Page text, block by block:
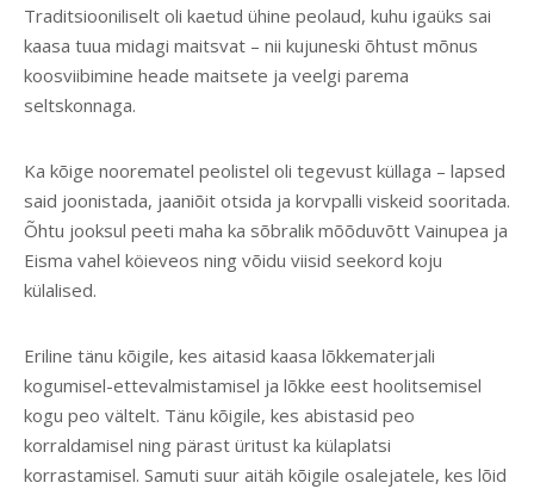
Traditsiooniliselt oli kaetud ühine peolaud, kuhu igaüks sai
kaasa tuua midagi maitsvat – nii kujuneski õhtust mõnus
koosviibimine heade maitsete ja veelgi parema
seltskonnaga.
Ka kõige noorematel peolistel oli tegevust küllaga – lapsed
said joonistada, jaaniõit otsida ja korvpalli viskeid sooritada.
Õhtu jooksul peeti maha ka sõbralik mõõduvõtt Vainupea ja
Eisma vahel köieveos ning võidu viisid seekord koju
külalised.
Eriline tänu kõigile, kes aitasid kaasa lõkkematerjali
kogumisel-ettevalmistamisel ja lõkke eest hoolitsemisel
kogu peo vältelt. Tänu kõigile, kes abistasid peo
korraldamisel ning pärast üritust ka külaplatsi
korrastamisel. Samuti suur aitäh kõigile osalejatele, kes lõid